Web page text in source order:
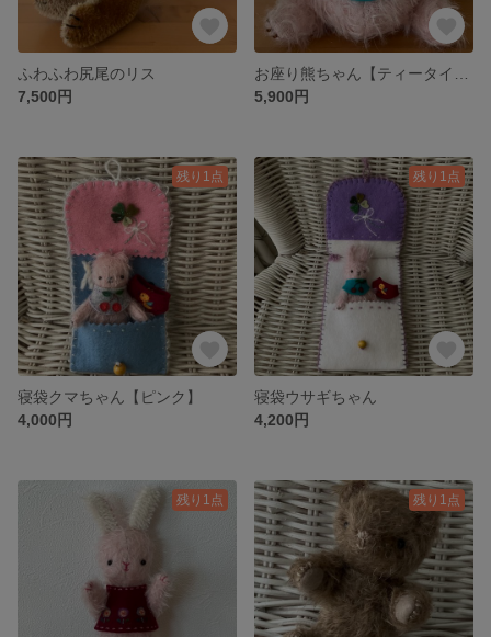
ふわふわ尻尾のリス
7,500円
5,900円
残り1点
寝袋クマちゃん【ピンク】
4,000円
残り1点
寝袋ウサギちゃん
4,200円
残り1点 残り1点